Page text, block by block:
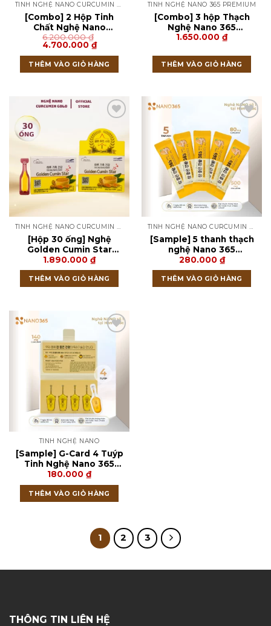
TINH NGHỆ NANO CURCUMIN NGHỆ ĐÔNG TRÙNG CUCOMIN
[Combo] 2 Hộp Tinh
Chất Nghệ Nano
Curcumin Nghệ Đông
Trùng CUCOMIN Hàn
Quốc Loại 60 Tuýp × 2g
6.200.000₫
Giá
là:
6.200.000 ₫.
4.700.000 ₫Giá
hiện
tại
là:
4.700.000 ₫.
THÊM VÀO GIỎ HÀNG
TINH NGHỆ NANO 365 PREMIUM
[Combo] 3 hộp Thạch
Nghệ Nano 365
Collagen Premium (30
1.650.000 ₫
THÊM VÀO GIỎ HÀNG
TINH NGHỆ NANO CURCUMIN GOLD
[Hộp 30 ống] Nghệ
Golden Cumin Star
Omega 3 Hàn Quốc
1.890.000 ₫
THÊM VÀO GIỎ HÀNG
TINH NGHỆ NANO CURCUMIN GOLD
[Sample] 5 thanh thạch
nghệ Nano 365
Collagen Premium vị
xoài Ji Chang Wook
version – 125g
280.000 ₫
THÊM VÀO GIỎ HÀNG
TINH NGHỆ NANO
[Sample] G-Card 4 Tuýp
Tinh Nghệ Nano 365
Premium
180.000 ₫
THÊM VÀO GIỎ HÀNG
1 2 3
THÔNG TIN LIÊN HỆ